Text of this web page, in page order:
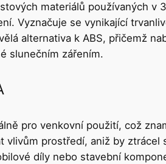
materiálů používaných
Vyznačuje se vynikající
alternativa k ABS, přičemž
slunečním zářením.
pro venkovní použití, což
vlivům prostředí, aniž by
díly nebo stavební